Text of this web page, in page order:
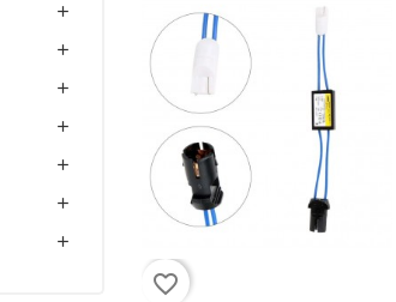







favorite_border